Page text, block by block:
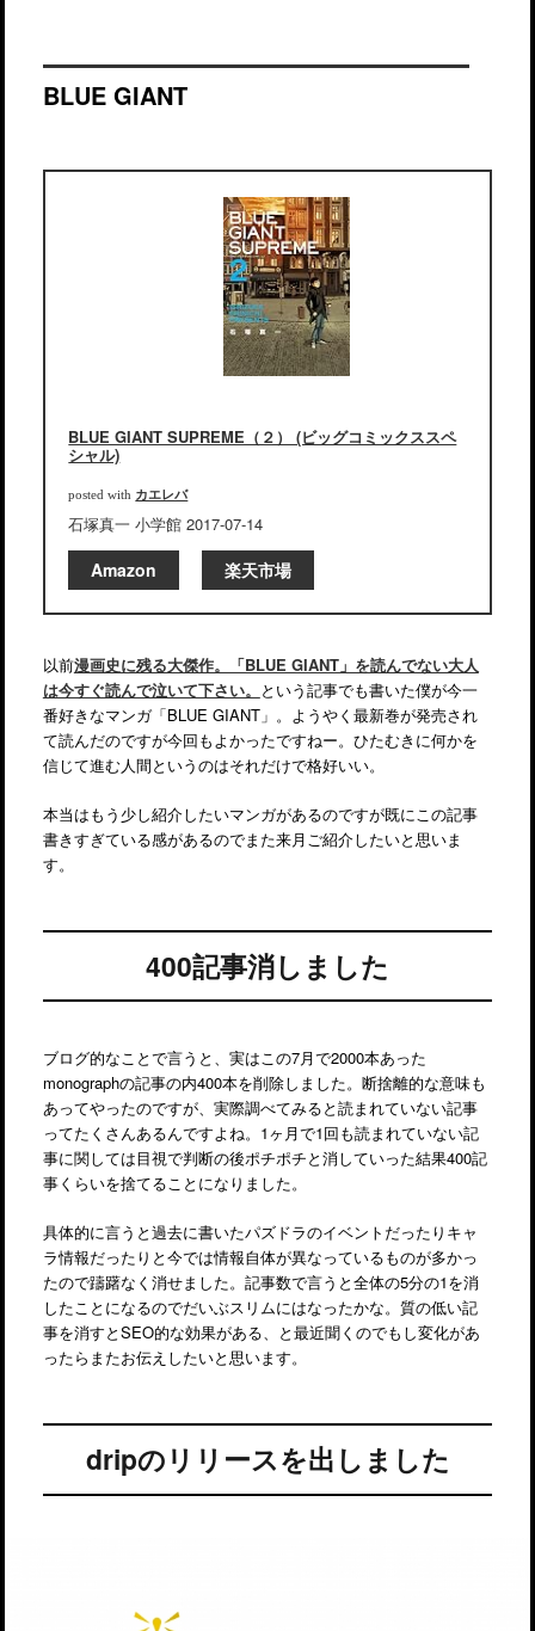
BLUE GIANT
BLUE GIANT SUPREME（２） (ビッグコミックススペ
シャル)
posted with カエレバ
石塚真一 小学館 2017-07-14
Amazon 楽天市場
以前漫画史に残る大傑作。「BLUE GIANT」を読んでない大人
は今すぐ読んで泣いて下さい。 という記事でも書いた僕が今一
番好きなマンガ「BLUE GIANT」。ようやく最新巻が発売され
て読んだのですが今回もよかったですねー。ひたむきに何かを
信じて進む人間というのはそれだけで格好いい。
本当はもう少し紹介したいマンガがあるのですが既にこの記事
書きすぎている感があるのでまた来月ご紹介したいと思いま
す。
400記事消しました
ブログ的なことで言うと、実はこの7月で2000本あった
monographの記事の内400本を削除しました。断捨離的な意味も
あってやったのですが、実際調べてみると読まれていない記事
ってたくさんあるんですよね。1ヶ月で1回も読まれていない記
事に関しては目視で判断の後ポチポチと消していった結果400記
事くらいを捨てることになりました。
具体的に言うと過去に書いたパズドラのイベントだったりキャ
ラ情報だったりと今では情報自体が異なっているものが多かっ
たので躊躇なく消せました。記事数で言うと全体の5分の1を消
したことになるのでだいぶスリムにはなったかな。質の低い記
事を消すとSEO的な効果がある、と最近聞くのでもし変化があ
ったらまたお伝えしたいと思います。
dripのリリースを出しました